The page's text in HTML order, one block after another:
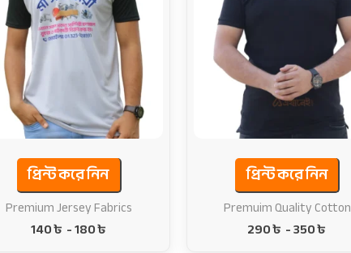
প্রিন্ট করে নিন
Premium Jersey Fabrics
140৳ -180৳
প্রিন্ট করে নিন
Premuim Quality Cotton
290৳ -350৳